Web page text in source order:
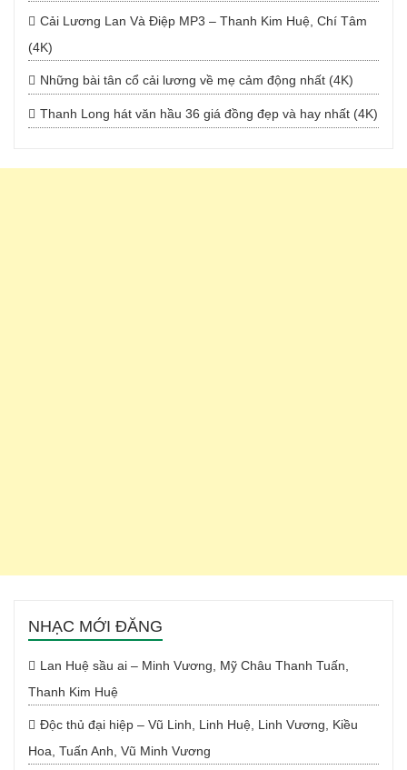
Cải Lương Lan Và Điệp MP3 – Thanh Kim Huệ, Chí Tâm
(4K)
Những bài tân cổ cải lương về mẹ cảm động nhất (4K)
Thanh Long hát văn hầu 36 giá đồng đẹp và hay nhất (4K)
NHẠC MỚI ĐĂNG
Lan Huệ sầu ai – Minh Vương, Mỹ Châu Thanh Tuấn,
Thanh Kim Huệ
Độc thủ đại hiệp – Vũ Linh, Linh Huệ, Linh Vương, Kiều
Hoa, Tuấn Anh, Vũ Minh Vương